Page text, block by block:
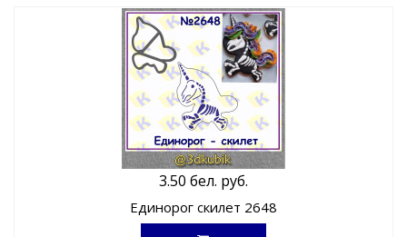
3.50 бел. руб.
Единорог скилет 2648